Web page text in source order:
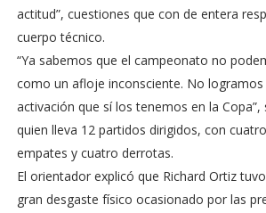
actitud”, cuestiones que con de entera
cuerpo técnico.
“Ya sabemos que el campeonato no
como un afloje inconsciente. No logramos
activación que sí los tenemos en la Copa”,
quien lleva 12 partidos dirigidos, con
empates y cuatro derrotas.
El orientador explicó que Richard Ortiz
gran desgaste físico ocasionado por las